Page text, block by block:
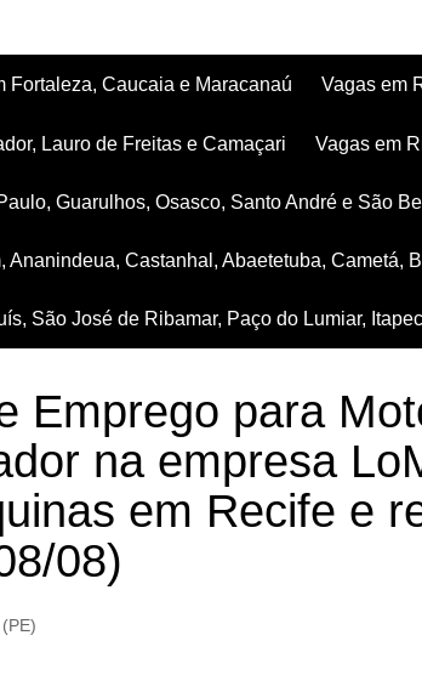
Fortaleza, Caucaia e Maracanaú Vagas em
Lauro de Freitas e Camaçari Vagas em
Guarulhos, Osasco, Santo André e São
Ananindeua, Castanhal, Abaetetuba, Cametá,
São José de Ribamar, Paço do Lumiar,
Emprego para
na empresa
em Recife e
08)